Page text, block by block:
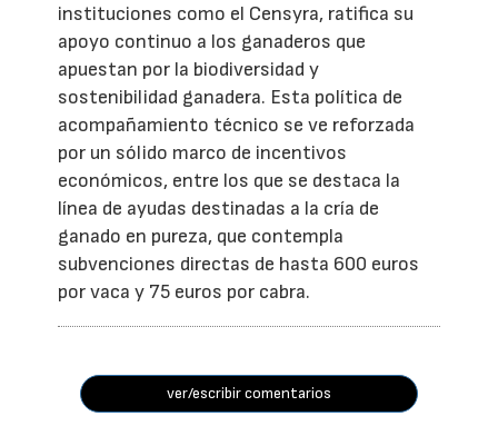
instituciones como el Censyra, ratifica su
apoyo continuo a los ganaderos que
apuestan por la biodiversidad y
sostenibilidad ganadera. Esta política de
acompañamiento técnico se ve reforzada
por un sólido marco de incentivos
económicos, entre los que se destaca la
línea de ayudas destinadas a la cría de
ganado en pureza, que contempla
subvenciones directas de hasta 600 euros
por vaca y 75 euros por cabra.
ver/escribir comentarios